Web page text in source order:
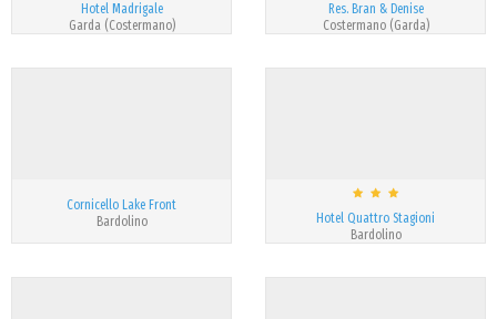
Hotel Madrigale
Garda (Costermano)
Res. Bran & Denise
Costermano (Garda)
Cornicello Lake Front
Bardolino
Hotel Quattro Stagioni
Bardolino